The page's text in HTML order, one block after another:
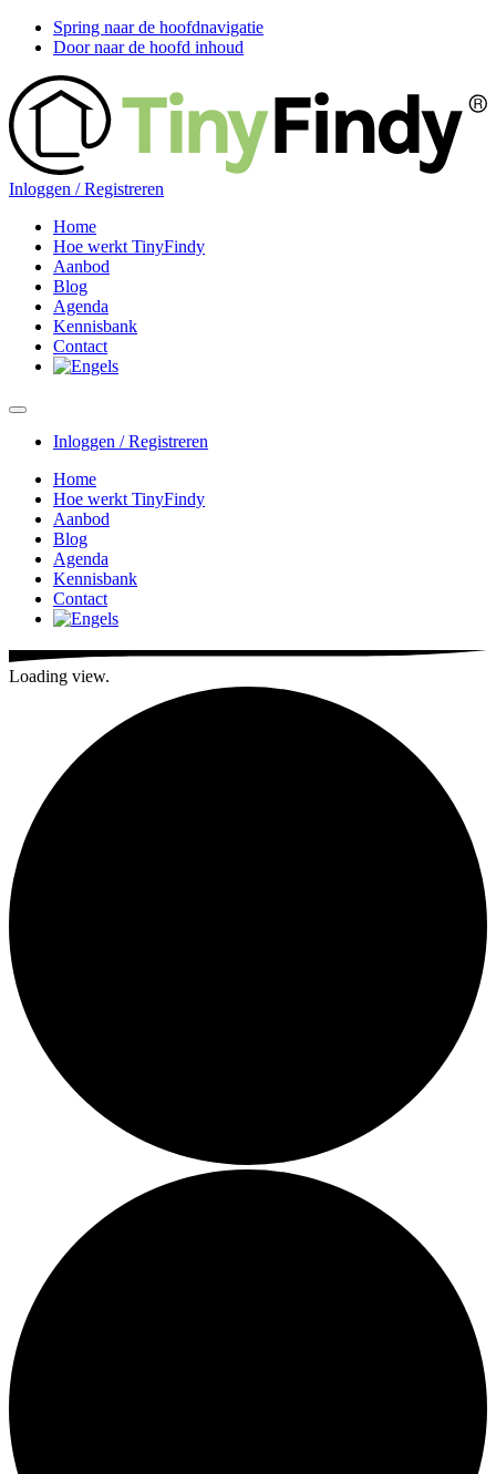
Spring naar de hoofdnavigatie
Door naar de hoofd inhoud
Inloggen / Registreren
Home
Hoe werkt TinyFindy
Aanbod
Blog
Agenda
Kennisbank
Contact
Inloggen / Registreren
Home
Hoe werkt TinyFindy
Aanbod
Blog
Agenda
Kennisbank
Contact
Loading view.